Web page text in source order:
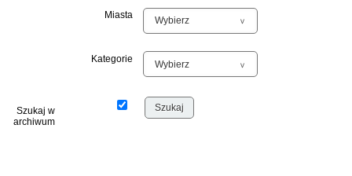
Miasta
Kategorie
Szukaj w
archiwum